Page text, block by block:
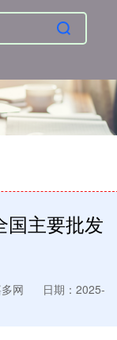
国主要批发
网
日期：2025-